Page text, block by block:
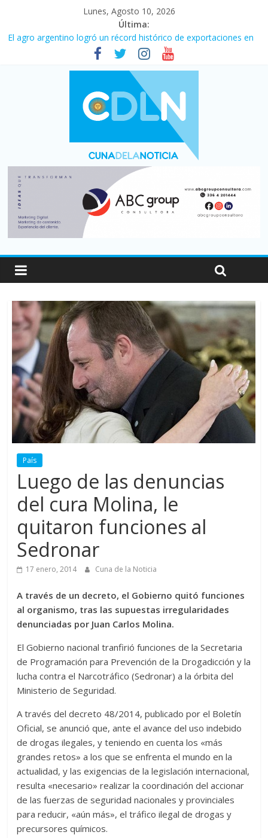
Lunes, Agosto 10, 2026
Última:
El agro argentino logró un récord histórico de exportaciones en
el primer semestre de 2026
La construcción cayó 4,1% en junio y registró su cuarta baja del
El consumo sigue frenado: las ventas minoristas cayeron 3,8 en
julio y acumulan siete meses en baja
Newell’s cayó 2 a 1 ante Defensa y Justicia en Florencio Varela
Milei y los errores no forzados
País
Luego de las denuncias
del cura Molina, le
quitaron funciones al
Sedronar
17 enero, 2014 Cuna de la Noticia
A través de un decreto, el Gobierno quitó funciones
al organismo, tras las supuestas irregularidades
denunciadas por Juan Carlos Molina.
El Gobierno nacional tranfirió funciones de la Secretaria
de Programación para Prevención de la Drogadicción y la
lucha contra el Narcotráfico (Sedronar) a la órbita del
Ministerio de Seguridad.
A través del decreto 48/2014, publicado por el Boletín
Oficial, se anunció que, ante el avance del uso indebido
de drogas ilegales, y teniendo en cuenta los «más
grandes retos» a los que se enfrenta el mundo en la
actualidad, y las exigencias de la legislación internacional,
resulta «necesario» realizar la coordinación del accionar
de las fuerzas de seguridad nacionales y provinciales
para reducir, «aún más», el tráfico ilegal de drogas y
precursores químicos.